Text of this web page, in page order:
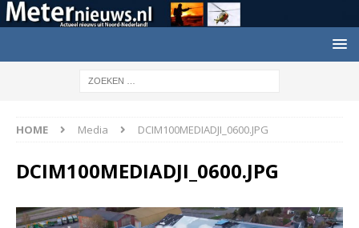
HOME Media DCIM100MEDIADJI_0600.JPG
DCIM100MEDIADJI_0600.JPG